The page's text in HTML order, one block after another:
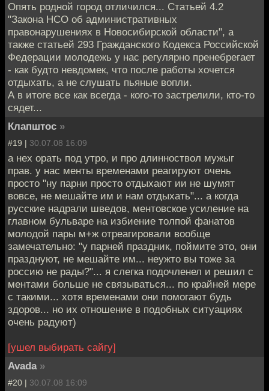
Опять родной город отличился... Cтатьей 4.2
"Закона НСО об административных
правонарушениях в Новосибирской области", а
также статьей 293 Гражданского Кодекса Российской
Федерации молодежь у нас регулярно пренебрегает
- как будто невдомек, что после работы хочется
отдыхать, а не слушать пьяные вопли.
А в итоге все как всегда - кого-то застрелили, кто-то
сядет...
Клапштос »
#19 | 30.07.08 16:09
а нех орать под утро, и про длинноствол мужыг
прав. у нас менты временами реагируют очень
просто "ну парни просто отдыхают ии не шумят
вовсе, не мешайте им и нам отдыхать"... а когда
русские надрали шведов, ментовское усиление на
главном бульваре на избиение толпой фанатов
молодой пары м+ж отреагировали вообще
замечательно: "у парней праздник, поймите это, они
празднуют, не мешайте им... неужто вы тоже за
россию не рады?"... я слегка подочленел и решил с
ментами больше не связываться... по крайней мере
с такими... хотя временами они помогают будь
здоров... но их отношение в подобных ситуациях
очень радуют)
[ушел выбирать сайгу]
Avada »
#20 | 30.07.08 16:09